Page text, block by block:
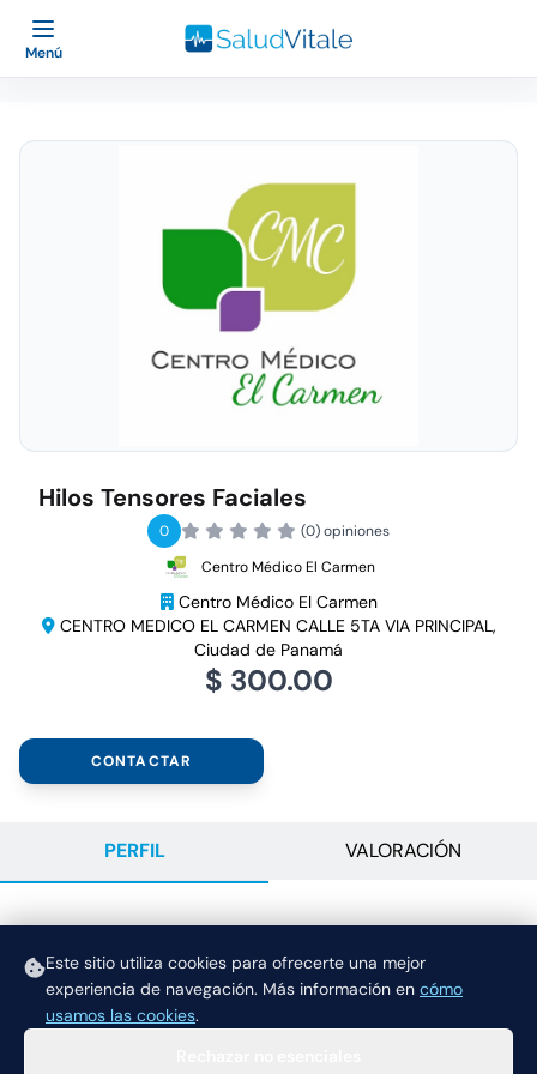
Este sitio utiliza cookies para ofrecerte una mejor
experiencia de navegación. Más información en cómo
usamos las cookies.
Menú
Hilos Tensores Faciales
0
(0) opiniones
Centro Médico El Carmen
Centro Médico El Carmen
CENTRO MEDICO EL CARMEN CALLE 5TA VIA PRINCIPAL,
Ciudad de Panamá
$ 300.00
CONTACTAR
PERFIL VALORACIÓN
Previa evaluación con especialista $60.